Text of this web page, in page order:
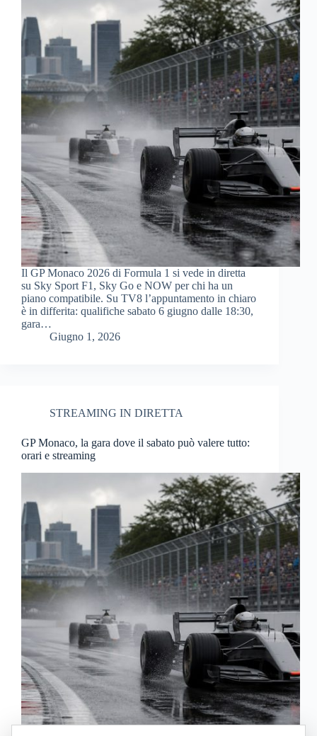
Il GP Monaco 2026 di Formula 1 si vede in diretta
su Sky Sport F1, Sky Go e NOW per chi ha un
piano compatibile. Su TV8 l’appuntamento in chiaro
è in differita: qualifiche sabato 6 giugno dalle 18:30,
gara…
Giugno 1, 2026
STREAMING IN DIRETTA
GP Monaco, la gara dove il sabato può valere tutto:
orari e streaming